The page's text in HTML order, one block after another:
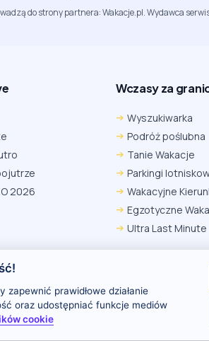
do strony partnera: Wakacje.pl. Wydawca
2026
Wczasy za
Wyszukiwarka
Podróż poślubna
Tanie Wakacje
Parkingi
Wakacyjne
Egzotyczne
Ultra Last Minute
prawidłowe działanie
oraz udostępniać funkcje mediów
cookie